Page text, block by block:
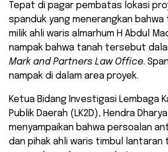
Tepat di pagar pembatas lokasi
spanduk yang menerangkan
milik ahli waris almarhum H Abdul
nampak bahwa tanah tersebut
Mark and Partners Law Office.
nampak di dalam area proyek.
Ketua Bidang Investigasi Lembaga
Publik Daerah (LK2D), Hendra
menyampaikan bahwa persoalan
dan pihak ahli waris timbul lantaran